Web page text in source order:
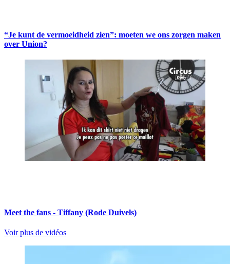
“Je kunt de vermoeidheid zien”: moeten we ons zorgen maken
over Union?
Meet the fans - Tiffany (Rode Duivels)
Voir plus de vidéos